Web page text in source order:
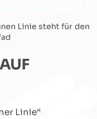
Linie steht für den
Linie“